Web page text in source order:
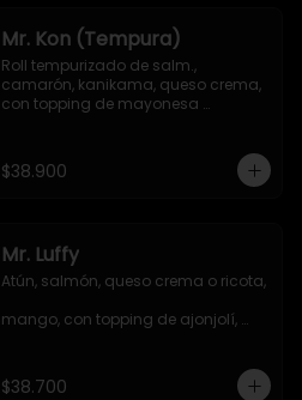
Mr. Kon (Tempura)
Roll tempurizado de salm.,
camarón, kanikama, queso crema,
con topping de mayonesa
$38.900
Mr. Luffy
Atún, salmón, queso crema o ricota,
mango, con topping de ajonjolí,
$38.700